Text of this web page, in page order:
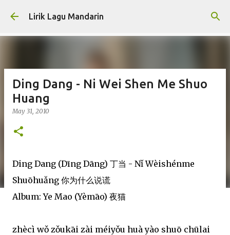
Skip to main content
Lirik Lagu Mandarin
Ding Dang - Ni Wei Shen Me Shuo
Huang
May 31, 2010
Ding Dang (Dīng Dāng) 丁当 - Nǐ Wèishénme
Shuōhuǎng 你为什么说谎
Album: Ye Mao (Yèmāo) 夜猫
zhècì wǒ zǒukāi zài méiyǒu huà yào shuō chūlai